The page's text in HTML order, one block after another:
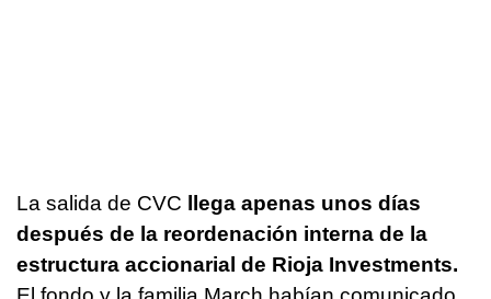
La salida de CVC llega apenas unos días
después de la reordenación interna de la
estructura accionarial de Rioja Investments.